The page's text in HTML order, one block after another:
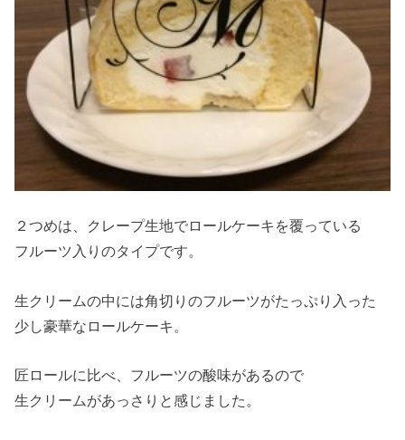
２つめは、クレープ生地でロールケーキを覆っている
フルーツ入りのタイプです。
生クリームの中には角切りのフルーツがたっぷり入った
少し豪華なロールケーキ。
匠ロールに比べ、フルーツの酸味があるので
生クリームがあっさりと感じました。